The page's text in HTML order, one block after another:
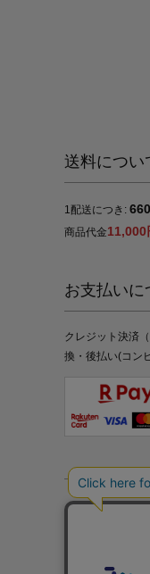
送料につい
1配送につき:
商品代金11,000
お支払いに
クレジット決済
換・後払い(コン